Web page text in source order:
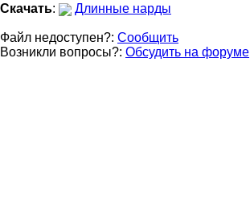
Скачать: Длинные нарды
Файл недоступен?: Сообщить
Возникли вопросы?: Обсудить на форуме